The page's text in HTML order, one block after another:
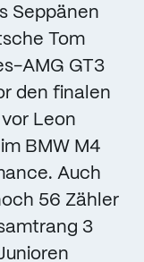
Seppänen
Tom
AMG GT3
den finalen
Leon
BMW M4
Auch
56 Zähler
3